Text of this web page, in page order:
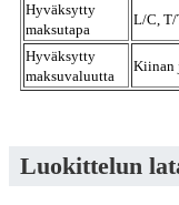
Hyväksytty
maksutapa
L/C,
Hyväksytty
maksuvaluutta
Kiinan
Luokittelun